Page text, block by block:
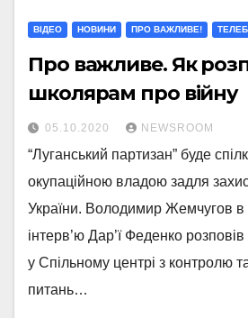
ВІДЕО НОВИНИ ПРО ВАЖЛИВЕ!
Про важливе. Як
школярам про війну
05.10.2020 NEWSROOM
“Луганський партизан” буде
окупаційною владою задля
України. Володимир Жемчугов в
інтерв’ю Дар’ї Феденко
у Спільному центрі з контролю
питань…